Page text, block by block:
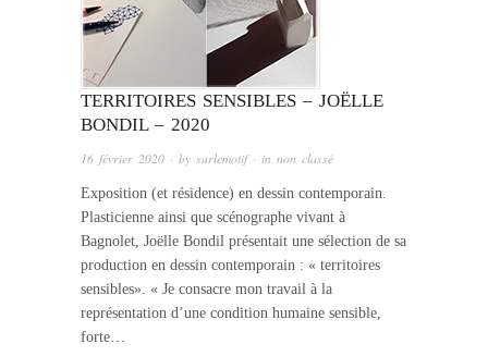
TERRITOIRES SENSIBLES – JOËLLE
BONDIL – 2020
16 février 2020 · by surlemotif· in non classé
Exposition (et résidence) en dessin contemporain.
Plasticienne ainsi que scénographe vivant à
Bagnolet, Joëlle Bondil présentait une sélection de sa
production en dessin contemporain : « territoires
sensibles». « Je consacre mon travail à la
représentation d’une condition humaine sensible,
forte…